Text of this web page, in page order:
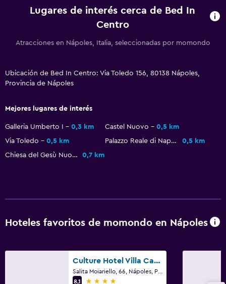
Inodoro adaptado
Gorro de baño
Secador de pelo
Aseo
Papel higiénico
Baño privado
Estacionamiento y transporte
Servicio de traslado (cargo adicional)
Lugares de interés cerca de Bed In
Centro
Atracciones en Nápoles, Italia, seleccionadas por momondo
Ubicación de Bed In Centro: Via Toledo 156, 80138 Nápoles,
Provincia de Nápoles
Mejores lugares de interés
Galleria Umberto I 0,3 km Castel Nuovo
0,5 km
Via Toledo
0,5 km Palazzo Reale di Napoli
0,5 km
Chiesa del Gesù Nuovo
0,7 km
Hoteles favoritos de momondo en Nápoles
Culture Hotel Villa Capodimonte
8,1
4 estrellas